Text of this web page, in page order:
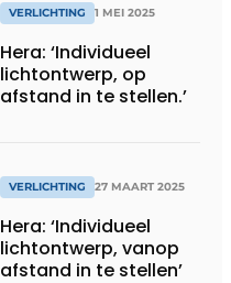
VERLICHTING 1 MEI 2025
Hera: ‘Individueel
lichtontwerp, op
afstand in te stellen.’
VERLICHTING 27 MAART 2025
Hera: ‘Individueel
lichtontwerp, vanop
afstand in te stellen’